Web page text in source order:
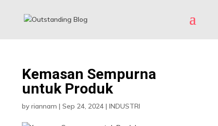
Kemasan Sempurna
untuk Produk
by riannam | Sep 24, 2024| INDUSTRI